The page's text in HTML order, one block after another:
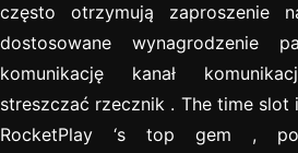
często otrzymują zaproszenie
dostosowane wynagrodzenie
komunikację kanał
streszczać rzecznik . The time
RocketPlay ‘s top gem ,